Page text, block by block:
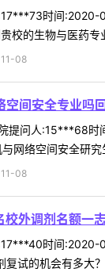
时间
校的生物与医药
08
间安全专业吗
提问人:15***68
网络空间安全研
08
外调剂名额一
时间
试的机会有多大